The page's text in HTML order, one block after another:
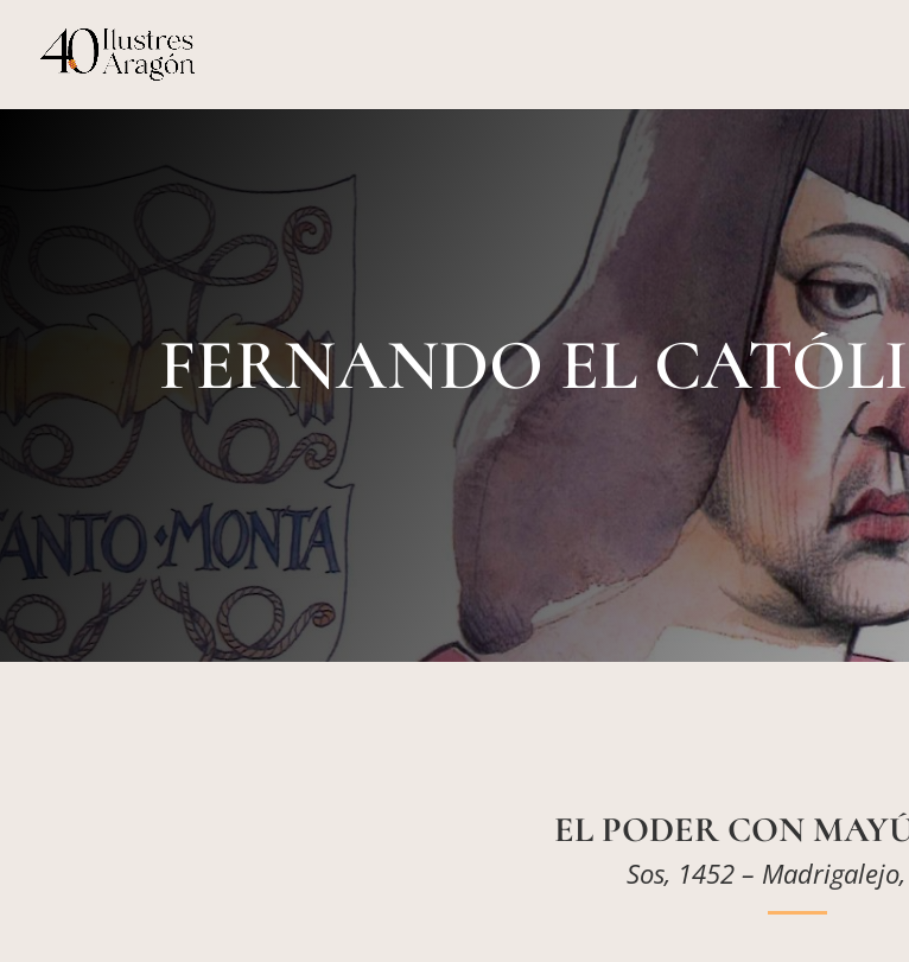
FERNANDO EL
EL PODER CON
Sos, 1452 –